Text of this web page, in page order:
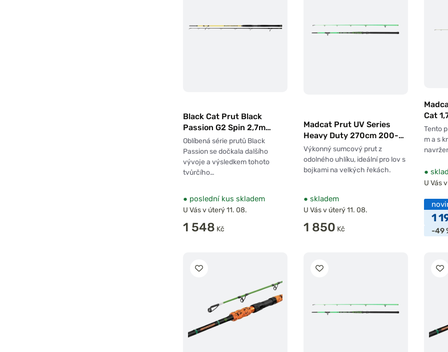
Black Cat Prut Black
Passion G2 Spin 2,7m
200g
Oblíbená série prutů Black
Passion se dočkala dalšího
vývoje a výsledkem tohoto
tvůrčího…
● poslední kus skladem
U Vás v úterý 11. 08.
1 548 Kč
Madcat Prut UV Series
Heavy Duty 270cm 200-
300g
Výkonný sumcový prut z
odolného uhlíku, ideální pro lov s
bojkami na velkých řekách.
● skladem
U Vás v úterý 11. 08.
1 850 Kč
Cat
Tento
m a s
●
U Vás
1
-49